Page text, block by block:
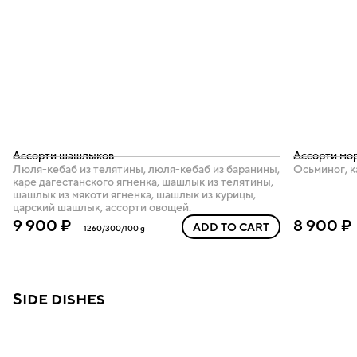
Ассорти шашлыков
Люля-кебаб из телятины, люля-кебаб из баранины,
каре дагестанского ягненка, шашлык из телятины,
шашлык из мякоти ягненка, шашлык из курицы,
царский шашлык, ассорти овощей.
9 900 ₽ 1260/300/100 g ADD TO CART
Ассорти
Осьминог,
8 900 ₽
Side dishes